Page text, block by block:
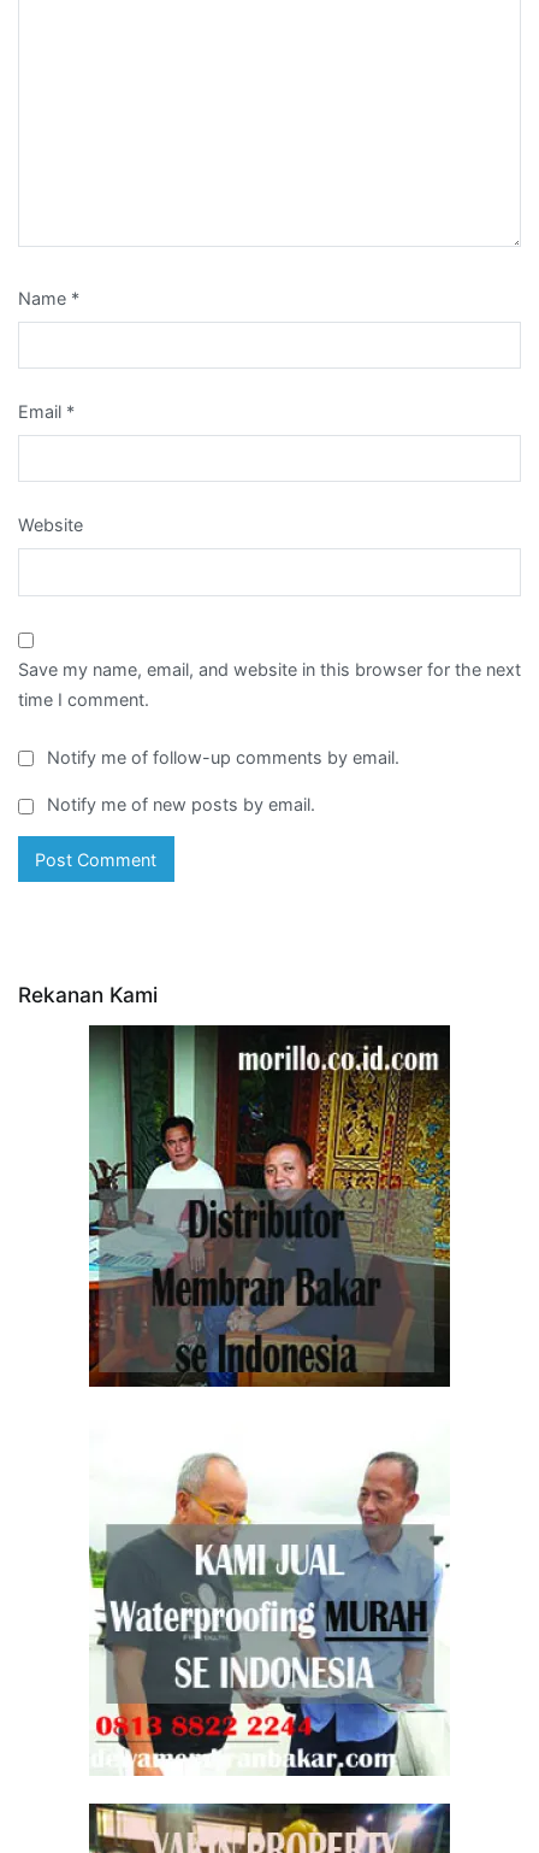
Name *
Email *
Website
Save my name, email, and website in this browser for the next
time I comment.
Notify me of follow-up comments by email.
Notify me of new posts by email.
Rekanan Kami